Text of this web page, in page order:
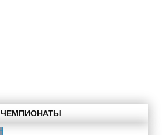
ЧЕМПИОНАТЫ